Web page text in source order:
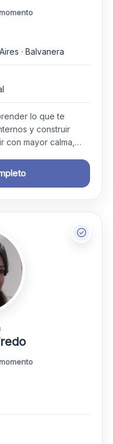
· Balvanera
lo que te
y construir
con mayor calma,…